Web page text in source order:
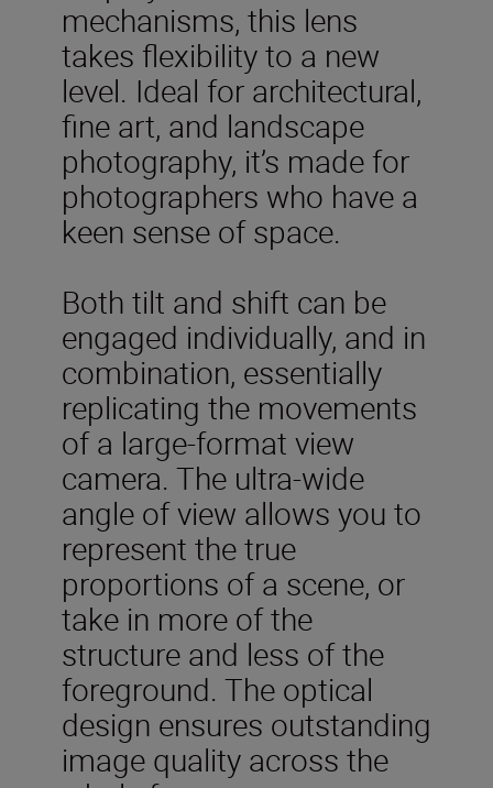
mechanisms, this lens
takes flexibility to a new
level. Ideal for architectural,
fine art, and landscape
photography, it’s made for
photographers who have a
keen sense of space.
Both tilt and shift can be
engaged individually, and in
combination, essentially
replicating the movements
of a large-format view
camera. The ultra-wide
angle of view allows you to
represent the true
proportions of a scene, or
take in more of the
structure and less of the
foreground. The optical
design ensures outstanding
image quality across the